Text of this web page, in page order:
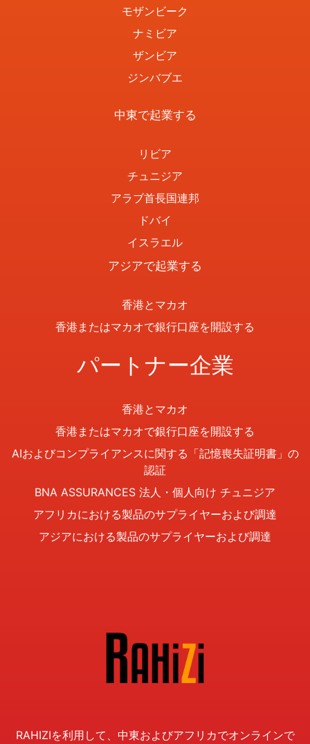
モザンビーク
ナミビア
ザンビア
ジンバブエ
中東で起業する
リビア
チュニジア
アラブ首長国連邦
ドバイ
イスラエル
アジアで起業する
香港とマカオ
香港またはマカオで銀行口座を開設する
パートナー企業
香港とマカオ
香港またはマカオで銀行口座を開設する
AIおよびコンプライアンスに関する「記憶喪失証明書」の
認証
BNA ASSURANCES 法人・個人向け チュニジア
アフリカにおける製品のサプライヤーおよび調達
アジアにおける製品のサプライヤーおよび調達
RAHIZIを利用して、中東およびアフリカでオンラインで